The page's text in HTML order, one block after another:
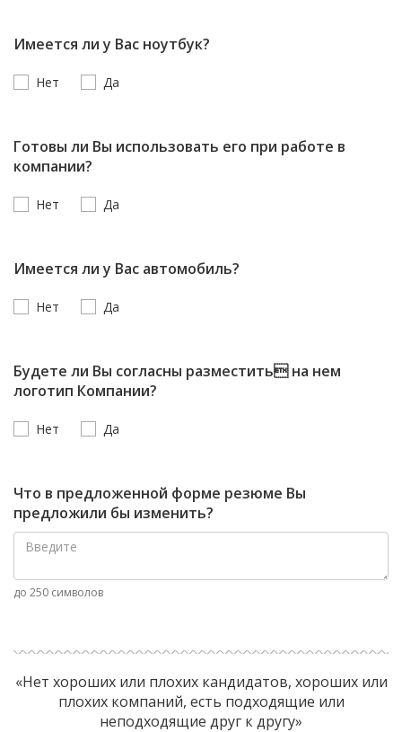
Имеется ли у Вас ноутбук?
Нет Да
Готовы ли Вы использовать его при работе в
компании?
Нет Да
Имеется ли у Вас автомобиль?
Нет Да
Будете ли Вы согласны разместить на нем
логотип Компании?
Нет Да
Что в предложенной форме резюме Вы
предложили бы изменить?
до 250 символов
«Нет хороших или плохих кандидатов, хороших или
плохих компаний, есть подходящие или
неподходящие друг к другу»